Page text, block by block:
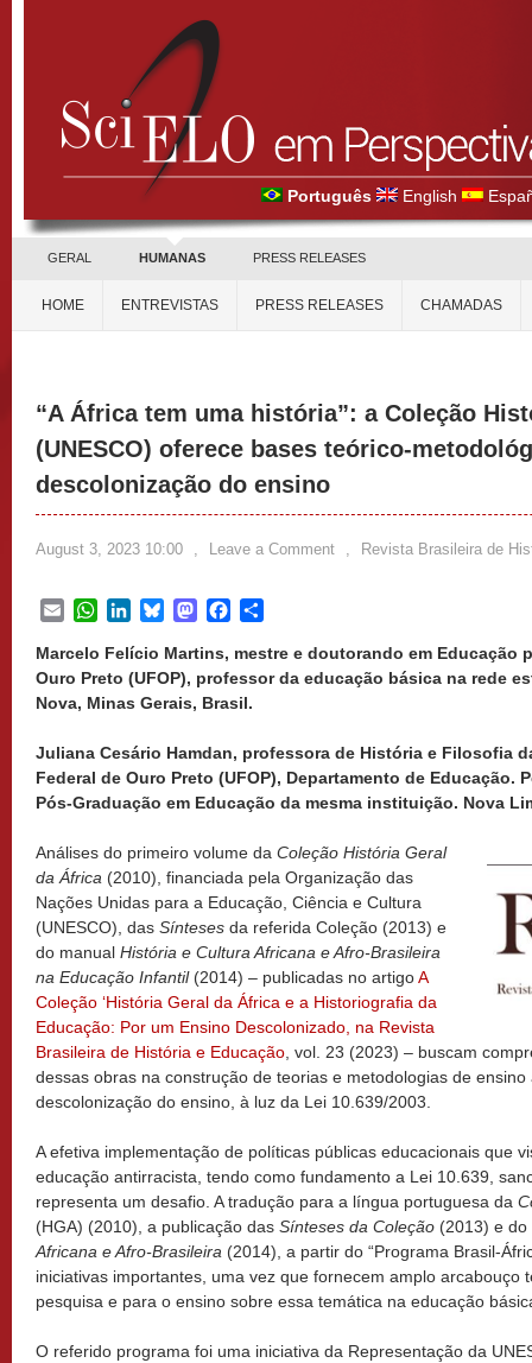
Português English
GERAL HUMANAS PRESS RELEASES
HOME ENTREVISTAS PRESS RELEASES CHAMADAS
“A África tem uma história”: a Coleção
(UNESCO) oferece bases teórico-
descolonização do ensino
August 3, 2023 10:00 , Leave a Comment , Revista Brasileira de
EmailWhatsApp
LinkedInBlueskyMastodonFacebook
Marcelo Felício Martins, mestre e doutorando em Educação
Ouro Preto (UFOP), professor da educação básica na rede
Nova, Minas Gerais, Brasil.
Juliana Cesário Hamdan, professora de História e Filosofia
Federal de Ouro Preto (UFOP), Departamento de Educação.
Pós-Graduação em Educação da mesma instituição. Nova
Análises do primeiro volume da Coleção História Geral
da África (2010), financiada pela Organização das
Nações Unidas para a Educação, Ciência e Cultura
(UNESCO), das Sínteses da referida Coleção (2013) e
do manual História e Cultura Africana e Afro-Brasileira
na Educação Infantil(2014) – publicadas no artigoA
Coleção ‘História Geral da África e a Historiografia da
Educação: Por um Ensino Descolonizado, na Revista
Brasileira de História e Educação , vol. 23 (2023) – buscam
dessas obras na construção de teorias e metodologias de
descolonização do ensino, à luz da Lei 10.639/2003.
A efetiva implementação de políticas públicas educacionais que
educação antirracista, tendo como fundamento a Lei 10.639,
representa um desafio. A tradução para a língua portuguesa da
(HGA) (2010), a publicação das Sínteses da Coleção (2013) e
Africana e Afro-Brasileira (2014), a partir do “Programa Brasil-
iniciativas importantes, uma vez que fornecem amplo arcabouço
pesquisa e para o ensino sobre essa temática na educação
O referido programa foi uma iniciativa da Representação da